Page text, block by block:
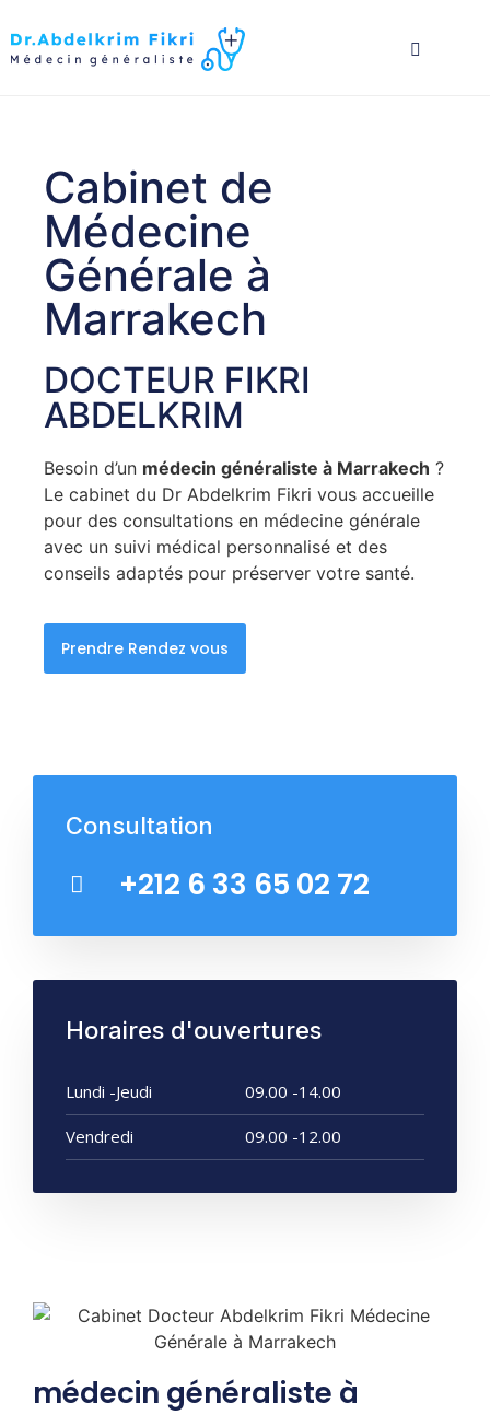
Cabinet de
Médecine
Générale à
Marrakech
DOCTEUR FIKRI
ABDELKRIM
Besoin d’un médecin généraliste à Marrakech ?
Le cabinet du Dr Abdelkrim Fikri vous accueille
pour des consultations en médecine générale
avec un suivi médical personnalisé et des
conseils adaptés pour préserver votre santé.
Prendre Rendez vous
Consultation
+212 6 33 65 02 72
Horaires d'ouvertures
Lundi -Jeudi 09.00 -14.00
Vendredi 09.00 -12.00
médecin généraliste à